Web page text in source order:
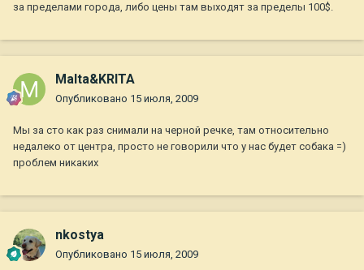
за пределами города, либо цены там выходят за пределы 100$.
Malta&KRITA
Опубликовано 15 июля, 2009
Мы за сто как раз снимали на черной речке, там относительно
недалеко от центра, просто не говорили что у нас будет собака =)
проблем никаких
nkostya
Опубликовано 15 июля, 2009